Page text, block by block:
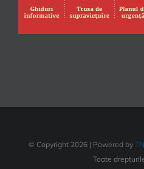
© Copyright 2026 | Powered by
Toate